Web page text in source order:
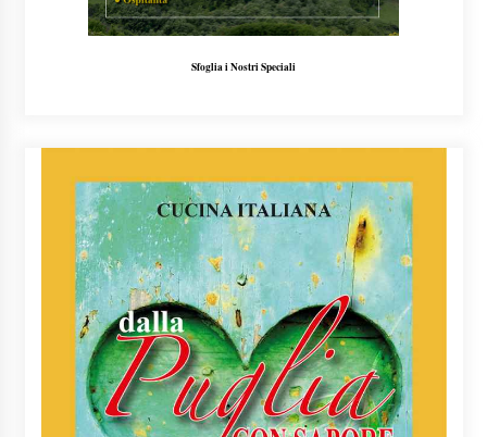
Sfoglia i Nostri Speciali